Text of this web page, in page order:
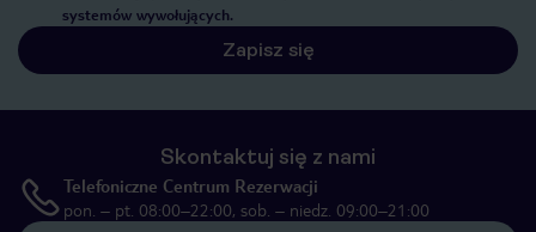
systemów wywołujących.
Zapisz się
Skontaktuj się z nami
Telefoniczne Centrum Rezerwacji
pon. – pt. 08:00–22:00, sob. – niedz. 09:00–21:00